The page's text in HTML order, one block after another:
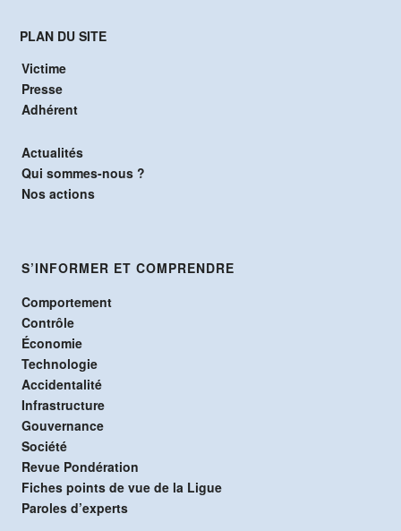
PLAN DU SITE
Victime
Presse
Adhérent
Actualités
Qui sommes-nous ?
Nos actions
S’INFORMER ET COMPRENDRE
Comportement
Contrôle
Économie
Technologie
Accidentalité
Infrastructure
Gouvernance
Société
Revue Pondération
Fiches points de vue de la Ligue
Paroles d’experts